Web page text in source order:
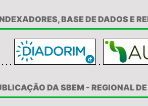
BASE DE DADOS E
DA SBEM - REGIONAL